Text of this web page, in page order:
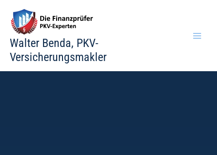
Inhalt
springen
Walter Benda, PKV-
Versicherungsmakler